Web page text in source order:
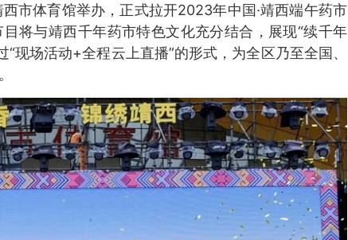
市体育馆举办，正式拉开2023年中国·靖西端午药市
将与靖西千年药市特色文化充分结合，展现“续千年
现场活动+全程云上直播”的形式，为全区乃至全国、